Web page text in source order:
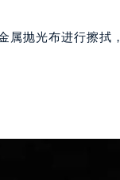
属抛光布进行擦拭，